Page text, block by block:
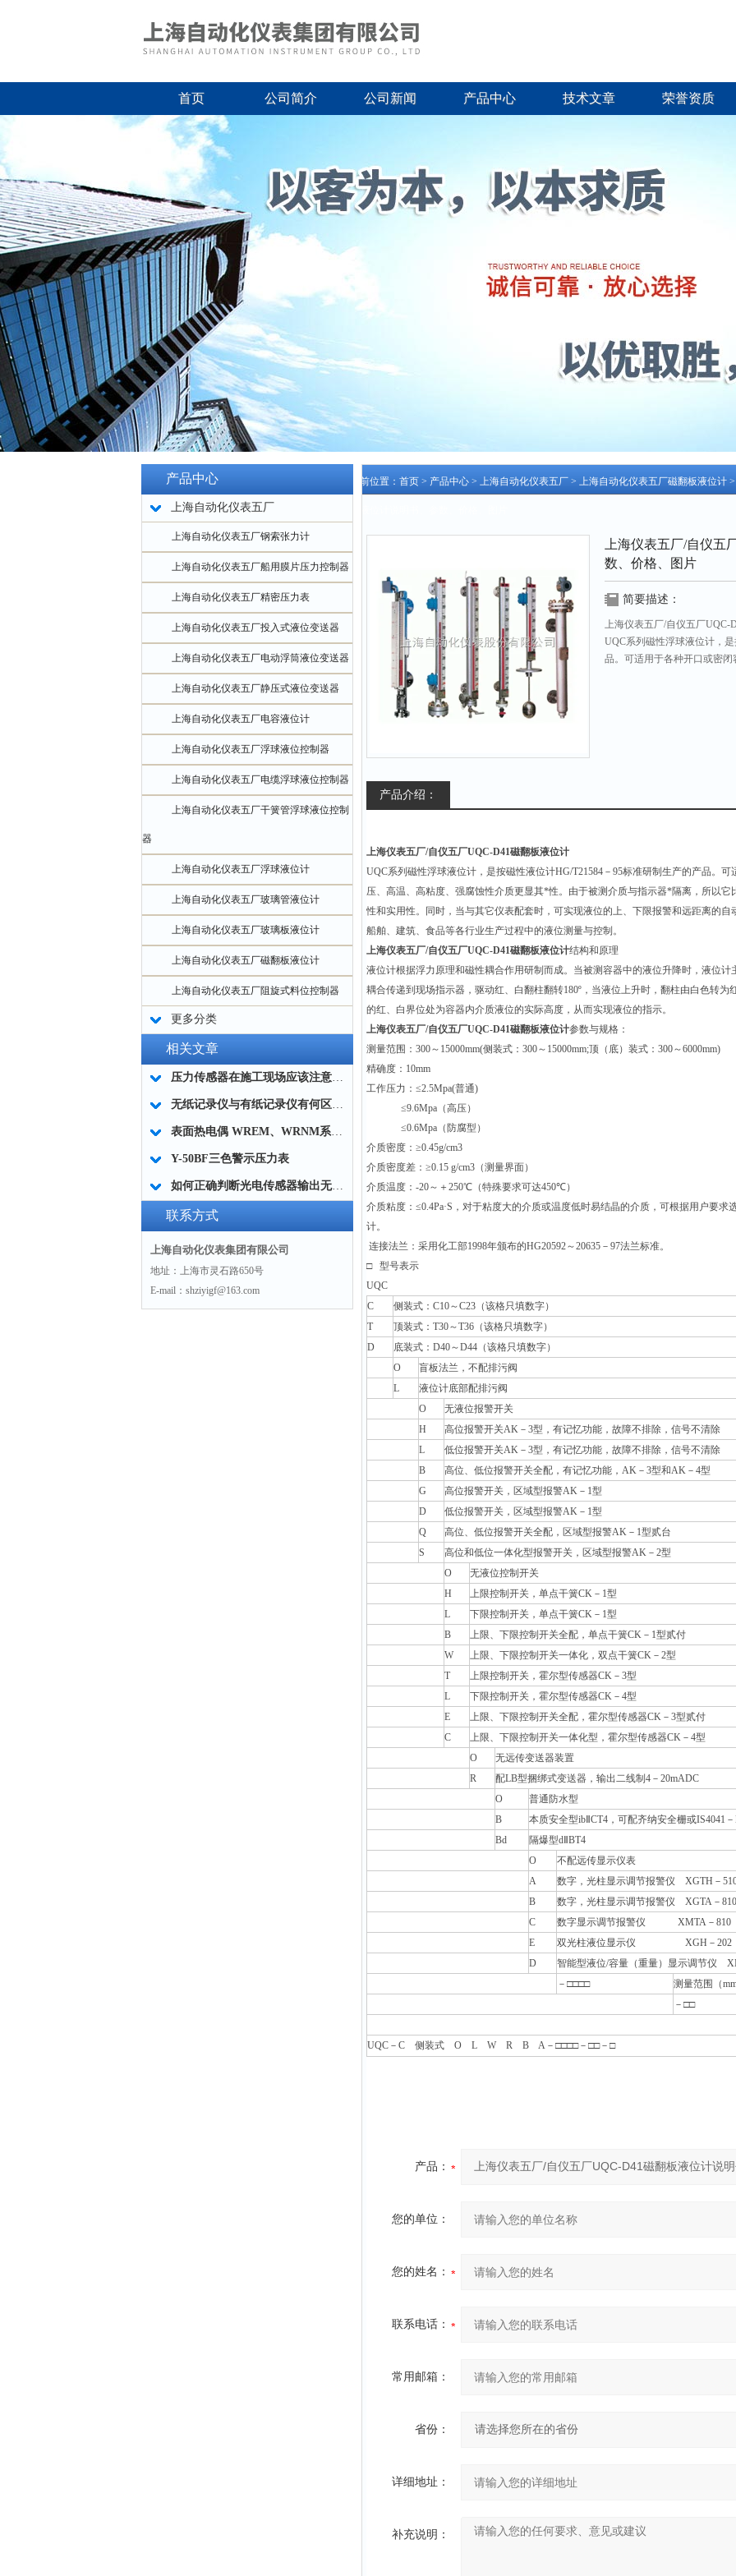
首页 公司简介 公司新闻 产品中心 技术文章 荣誉资质
产品中心
上海自动化仪表五厂
上海自动化仪表五厂钢索张力计
上海自动化仪表五厂船用膜片压力控制器
上海自动化仪表五厂精密压力表
上海自动化仪表五厂投入式液位变送器
上海自动化仪表五厂电动浮筒液位变送器
上海自动化仪表五厂静压式液位变送器
上海自动化仪表五厂电容液位计
上海自动化仪表五厂浮球液位控制器
上海自动化仪表五厂电缆浮球液位控制器
上海自动化仪表五厂干簧管浮球液位控制
器
上海自动化仪表五厂浮球液位计
上海自动化仪表五厂玻璃管液位计
上海自动化仪表五厂玻璃板液位计
上海自动化仪表五厂磁翻板液位计
上海自动化仪表五厂阻旋式料位控制器
更多分类
相关文章
压力传感器在施工现场应该注意的几个方面
无纸记录仪与有纸记录仪有何区别？
表面热电偶 WREM、WRNM系列简介
Y-50BF三色警示压力表
如何正确判断光电传感器输出无信号
联系方式
上海自动化仪表集团有限公司
地址：上海市灵石路650号
E-mail：shziyigf@163.com
当前位置： 首页 > 产品中心 > 上海自动化仪表五厂 > 上海自动化仪表五厂磁翻板液位计
上海仪表五厂/自仪五
数、价格、图片
简要描述：
上海仪表五厂/自仪五厂UQC-
UQC系列磁性浮球液位计，
品。可适用于各种开口或密闭
产品介绍：
上海仪表五厂/自仪五厂UQC-D41磁翻板液位计
UQC系列磁性浮球液位计，是按磁性液位计HG/T21584 － 95标准研制生产的产品。可
压、高温、高粘度、强腐蚀性介质更显其*性。由于被测介质与指示器*隔离，所以
性和实用性。同时，当与其它仪表配套时，可实现液位的上、下限报警和远距离的自
船舶、建筑、食品等各行业生产过程中的液位测量与控制。
上海仪表五厂/自仪五厂UQC-D41磁翻板液位计结构和原理
液位计根据浮力原理和磁性耦合作用研制而成。当被测容器中的液位升降时，液位
耦合传递到现场指示器，驱动红、白翻柱翻转180º ，当液位上升时，翻柱由白色转
的红、白界位处为容器内介质液位的实际高度，从而实现液位的指示。
上海仪表五厂/自仪五厂UQC-D41磁翻板液位计参数与规格：
测量范围： 300～ 15000mm(侧装式： 300～ 15000mm;顶（底）装式： 300～6000mm)
精确度： 10mm
工作压力： ≤2.5Mpa(普通)
≤9.6Mpa （高压）
≤0.6Mpa （防腐型）
介质密度： ≥0.45g/cm3
介质密度差： ≥0.15 g/cm3 （测量界面）
介质温度： -20～＋ 250℃ （特殊要求可达450℃）
介质粘度： ≤0.4Pa·S ，对于粘度大的介质或温度低时易结晶的介质，可根据用户要求
计。
连接法兰：采用化工部1998年颁布的HG20592～20635 － 97法兰标准。
□ 型号表示
UQC
C
侧装式： C10～C23 （该格只填数字）
T
顶装式： T30～T36 （该格只填数字）
D
底装式： D40～D44 （该格只填数字）
O
盲板法兰，不配排污阀
L
液位计底部配排污阀
O
无液位报警开关
H
高位报警开关AK － 3型，有记忆功能，故障不排除，信号不清除
L
低位报警开关AK － 3型，有记忆功能，故障不排除，信号不清除
B
高位、低位报警开关全配，有记忆功能， AK － 3型和AK － 4型
G
高位报警开关，区域型报警AK － 1型
D
低位报警开关，区域型报警AK － 1型
Q
高位、低位报警开关全配，区域型报警AK － 1型贰台
S
高位和低位一体化型报警开关，区域型报警AK － 2型
O
无液位控制开关
H
上限控制开关，单点干簧CK － 1型
L
下限控制开关，单点干簧CK － 1型
B
上限、下限控制开关全配，单点干簧CK － 1型贰付
W
上限、下限控制开关一体化，双点干簧CK － 2型
T
上限控制开关，霍尔型传感器CK － 3型
L
下限控制开关，霍尔型传感器CK － 4型
E
上限、下限控制开关全配，霍尔型传感器CK － 3型贰付
C
上限、下限控制开关一体化型，霍尔型传感器CK － 4型
O
无远传变送器装置
R
配LB型捆绑式变送器，输出二线制 4 － 20mADC
O
普通防水型
B
本质安全型ib CT4 ，可配齐纳安全栅或IS4041 －
Bd
隔爆型d BT4
O
不配远传显示仪表
A
数字，光柱显示调节报警仪 XGTH －
B
数字，光柱显示调节报警仪 XGTA － 810
C
数字显示调节报警仪 XMTA － 810
E
双光柱液位显示仪 XGH － 202
D
智能型液位/容量（重量）显示调节仪
－ □□□□ 测量范围（
－ □□
UQC － C 侧装式 O L W R B A － □□□□－ □□－ □
产品：
您的单位：
您的姓名：
联系电话：
常用邮箱：
省份：
详细地址：
补充说明：